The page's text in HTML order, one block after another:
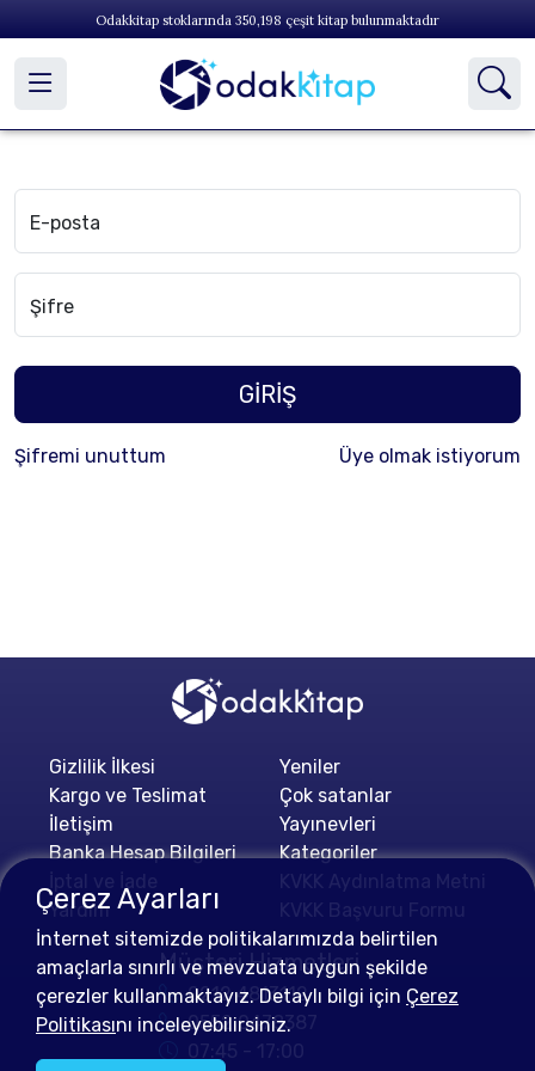
Odakkitap stoklarında 350,198 çeşit kitap bulunmaktadır
E-posta
Şifre
GİRİŞ
Şifremi unuttum Üye olmak istiyorum
Gizlilik İlkesi
Kargo ve Teslimat
İletişim
Banka Hesap Bilgileri
Yardım
Yeniler
Çok satanlar
Yayınevleri
Kategoriler
Müşteri Hizmetleri
0212 4813112
0552 0478387
07:45 - 17:00
Çerez Ayarları
İnternet sitemizde politikalarımızda belirtilen
amaçlarla sınırlı ve mevzuata uygun şekilde
çerezler kullanmaktayız. Detaylı bilgi için Çerez
Politikasını inceleyebilirsiniz.